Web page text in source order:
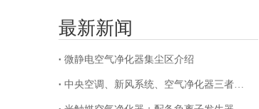
最新新闻
微静电空气净化器集尘区介绍
中央空调、新风系统、空气净化器三者区别